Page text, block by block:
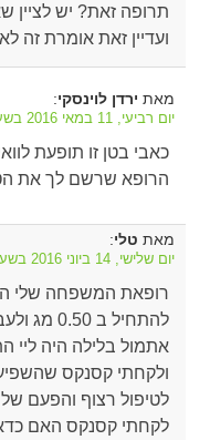
תרופה זאת? יש לציין
ועדיין זאת אומרת זה
מאת ירדן לוינסקי:
יום רביעי, 11 במאי 2016 בשעה 20:03
כאבי בטן זו תופעת
הרופא שרשם לך את
מאת טלי:
יום שלישי, 14 ביוני 2016 בשעה 19:32
רופאת המשפחה שלי
אתמול בלילה היה
ולקחתי קסנקס
לטיפול רצוף והפעם
לקחתי קסנקס האם